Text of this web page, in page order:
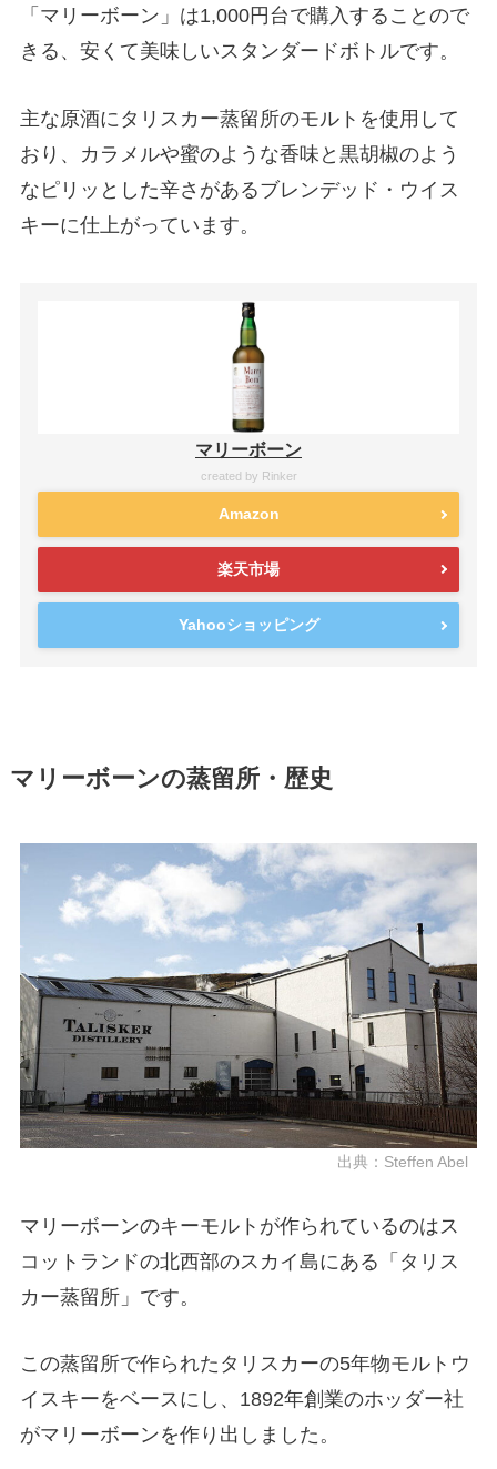
「マリーボーン」は1,000円台で購入することので
きる、安くて美味しいスタンダードボトルです。
主な原酒にタリスカー蒸留所のモルトを使用して
おり、カラメルや蜜のような香味と黒胡椒のよう
なピリッとした辛さがあるブレンデッド・ウイス
キーに仕上がっています。
マリーボーン
created by Rinker
Amazon
楽天市場
Yahooショッピング
マリーボーンの蒸留所・歴史
出典： Steffen Abel
マリーボーンのキーモルトが作られているのはス
コットランドの北西部のスカイ島にある「タリス
カー蒸留所」です。
この蒸留所で作られたタリスカーの5年物モルトウ
イスキーをベースにし、1892年創業のホッダー社
がマリーボーンを作り出しました。